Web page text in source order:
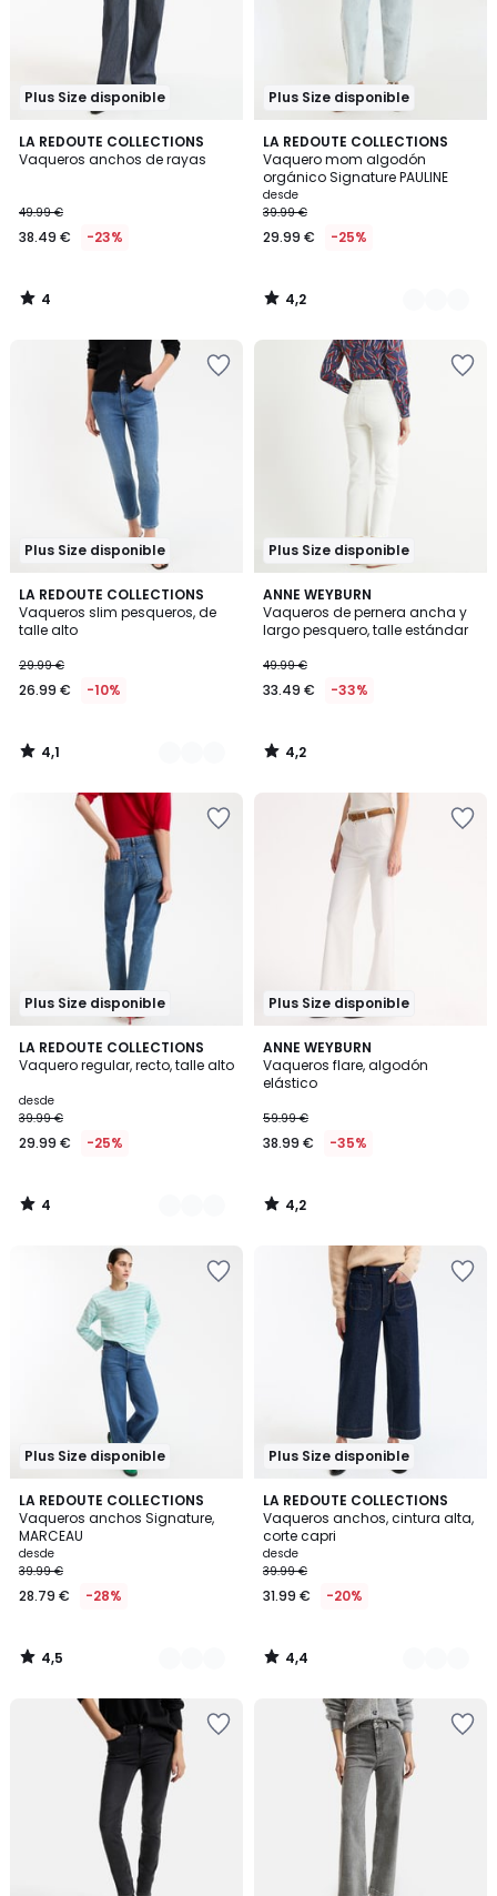
Plus Size disponible
LA REDOUTE COLLECTIONS
Vaqueros anchos de rayas
49.99 €
38.49 € -23%
4
/
4
/
Plus Size disponible
LA REDOUTE COLLECTIONS
Vaquero mom algodón
orgánico Signature PAULINE
desde
39.99 €
29.99 € -25%
4,2
/ 5
6
Colores
4,2
/
Plus Size disponible
LA REDOUTE COLLECTIONS
Vaqueros slim pesqueros, de
talle alto
29.99 €
26.99 € -10%
4,1
/ 5
2
Colores
4,1
/
Plus Size disponible
ANNE WEYBURN
Vaqueros de pernera ancha y
largo pesquero, talle estándar
49.99 €
33.49 € -33%
4,2
/ 5
4,2
/
Plus Size disponible
LA REDOUTE COLLECTIONS
Vaquero regular, recto, talle alto
desde
39.99 €
29.99 € -25%
4
/
5
Colores
4
/
Plus Size disponible
ANNE WEYBURN
Vaqueros flare, algodón
elástico
59.99 €
38.99 € -35%
4,2
/ 5
4,2
/
Plus Size disponible
LA REDOUTE COLLECTIONS
Vaqueros anchos Signature,
MARCEAU
desde
39.99 €
28.79 € -28%
4,5
/ 5
6
Colores
4,5
/
Plus Size disponible
LA REDOUTE COLLECTIONS
Vaqueros anchos, cintura alta,
corte capri
desde
39.99 €
31.99 € -20%
4,4
/ 5
3
Colores
4,4
/